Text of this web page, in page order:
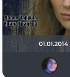
01.01.2014